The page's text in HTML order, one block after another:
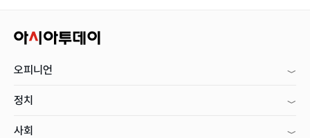
오피니언
정치
사회